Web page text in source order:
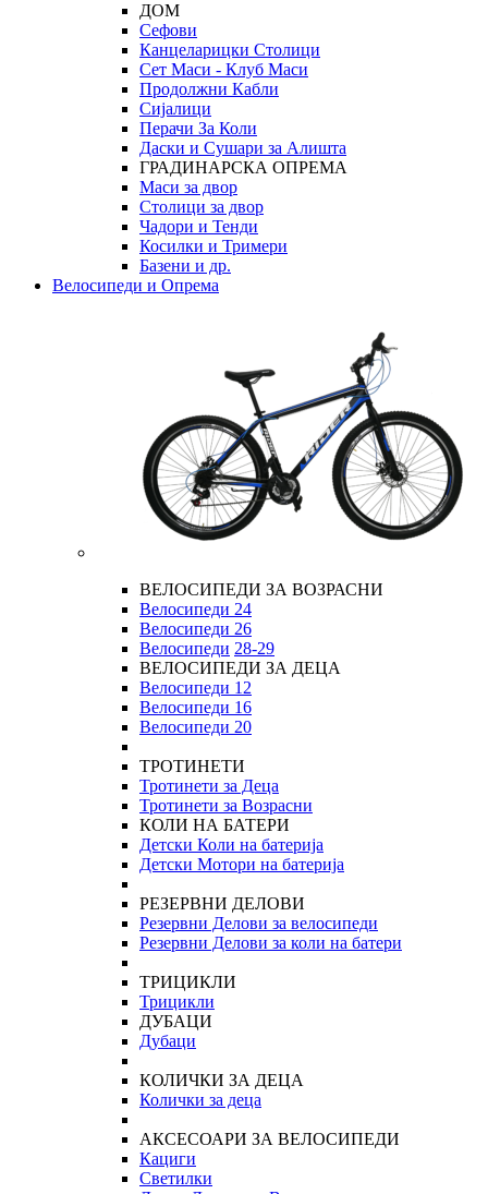
ДОМ
Сефови
Канцеларицки Столици
Сет Маси - Клуб Маси
Продолжни Кабли
Сијалици
Перачи За Коли
Даски и Сушари за Алишта
ГРАДИНАРСКА ОПРЕМА
Маси за двор
Столици за двор
Чадори и Тенди
Косилки и Тримери
Базени и др.
Велосипеди и Опрема
ВЕЛОСИПЕДИ ЗА ВОЗРАСНИ
Велосипеди 24
Велосипеди 26
Велосипеди 28-29
ВЕЛОСИПЕДИ ЗА ДЕЦА
Велосипеди 12
Велосипеди 16
Велосипеди 20
ТРОТИНЕТИ
Тротинети за Деца
Тротинети за Возрасни
КОЛИ НА БАТЕРИ
Детски Коли на батерија
Детски Мотори на батерија
РЕЗЕРВНИ ДЕЛОВИ
Резервни Делови за велосипеди
Резервни Делови за коли на батери
ТРИЦИКЛИ
Трицикли
ДУБАЦИ
Дубаци
КОЛИЧКИ ЗА ДЕЦА
Колички за деца
АКСЕСОАРИ ЗА ВЕЛОСИПЕДИ
Кациги
Светилки